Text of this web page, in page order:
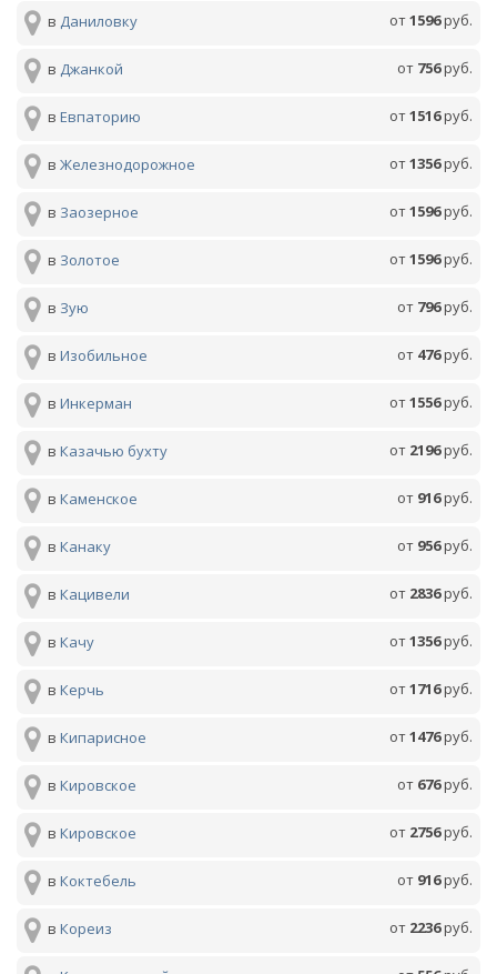
от1596руб.
в Даниловку
от 756руб.
в Джанкой
от1516руб.
в Евпаторию
от1356руб.
в Железнодорожное
от1596руб.
в Заозерное
от1596руб.
в Золотое
от 796руб.
в Зую
от 476руб.
в Изобильное
от1556руб.
в Инкерман
от 2196руб.
в Казачью бухту
от 916руб.
в Каменское
от 956руб.
в Канаку
от 2836руб.
в Кацивели
от1356руб.
в Качу
от1716руб.
в Керчь
от1476руб.
в Кипарисное
от 676руб.
в Кировское
от 2756руб.
в Кировское
от 916руб.
в Коктебель
от 2236руб.
в Кореиз